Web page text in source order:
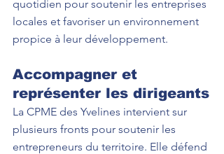
quotidien pour soutenir les entreprises
locales et favoriser un environnement
propice à leur développement.
Accompagner et
représenter les dirigeants
La CPME des Yvelines intervient sur
plusieurs fronts pour soutenir les
entrepreneurs du territoire. Elle défend